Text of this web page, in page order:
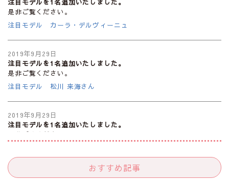
是非ご覧ください。
注目モデル カーラ・デルヴィーニュ
2019年9月29日
注目モデルを1名追加いたしました。
是非ご覧ください。
注目モデル 松川 来海さん
2019年9月29日
注目モデルを1名追加いたしました。
是非ご覧ください。
2019年9月29日
おすすめ記事